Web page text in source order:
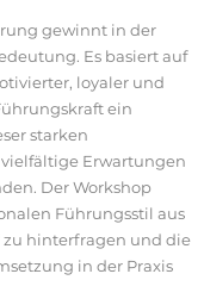
gewinnt in der
Es basiert auf
loyaler und
ein
starken
Erwartungen
Der Workshop
Führungsstil aus
zu hinterfragen und die
in der Praxis